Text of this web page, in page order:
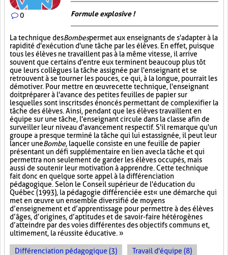
0 Formule explosive !
La technique desBombespermet aux enseignants de s'adapter à la
rapidité d'exécution d'une tâche par les élèves. En effet, puisque
tous les élèves ne travaillent pas à la même vitesse, il arrive
souvent que certains d'entre eux terminent beaucoup plus tôt
que leurs collègues la tâche assignée par l'enseignant et se
retrouvent à se tourner les pouces, ce qui, à la longue, pourrait les
démotiver. Pour mettre en œuvre cette technique, l'enseignant
doit préparer à l'avance des petites feuilles de papier sur
lesquelles sont inscrits des énoncés permettant de complexifier la
tâche des élèves. Ainsi, pendant que les élèves travaillent en
équipe sur une tâche, l'enseignant circule dans la classe afin de
surveiller leur niveau d'avancement respectif. S'il remarque qu'un
groupe a presque terminé la tâche qui lui est assignée, il peut leur
lancer uneBombe, laquelle consiste en une feuille de papier
présentant un défi supplémentaire en lien avec la tâche et qui
permettra non seulement de garder les élèves occupés, mais
aussi de soutenir leur motivation à apprendre. Cette technique
fait donc en quelque sorte appel à la différenciation
pédagogique. Selon le Conseil supérieur de l'éducation du
Québec (1993), la pédagogie différenciée est « une démarche qui
met en œuvre un ensemble diversifié de moyens
d’enseignement et d’apprentissage pour permettre à des élèves
d’âges, d’origines, d’aptitudes et de savoir-faire hétérogènes
d’atteindre par des voies différentes des objectifs communs et,
ultimement, la réussite éducative. »
Différenciation pédagogique (3) Travail d'équipe (8)